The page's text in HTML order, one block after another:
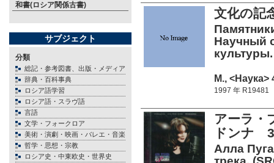
和書(ロシア関係古書)
サブジェクト
分類
総記・参考図書、出版・メディア
辞典・百科事典
ロシア語学習
ロシア語・スラヴ語
言語
文学・フォークロア
美術・演劇・映画・バレエ・音楽
哲学・思想・宗教
ロシア史・中東欧史・世界史
文化の
Научный
культуры.
М., <Наука>
1997 年 R19481
アーラ
ドンナ
Алла